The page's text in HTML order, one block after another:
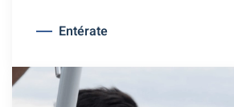
Entérate